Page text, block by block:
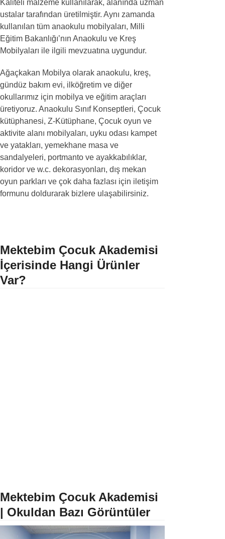
Kaliteli malzeme kullanılarak, alanında uzman
ustalar tarafından üretilmiştir. Aynı zamanda
kullanılan tüm anaokulu mobilyaları, Milli
Eğitim Bakanlığı’nın Anaokulu ve Kreş
Mobilyaları ile ilgili mevzuatına uygundur.
Ağaçkakan Mobilya olarak anaokulu, kreş,
gündüz bakım evi, ilköğretim ve diğer
okullarımız için mobilya ve eğitim araçları
üretiyoruz. Anaokulu Sınıf Konseptleri, Çocuk
kütüphanesi, Z-Kütüphane, Çocuk oyun ve
aktivite alanı mobilyaları, uyku odası kampet
ve yatakları, yemekhane masa ve
sandalyeleri, portmanto ve ayakkabılıklar,
koridor ve w.c. dekorasyonları, dış mekan
oyun parkları ve çok daha fazlası için iletişim
formunu doldurarak bizlere ulaşabilirsiniz.
Mektebim Çocuk Akademisi
İçerisinde Hangi Ürünler
Var?
Mektebim Çocuk Akademisi
| Okuldan Bazı Görüntüler